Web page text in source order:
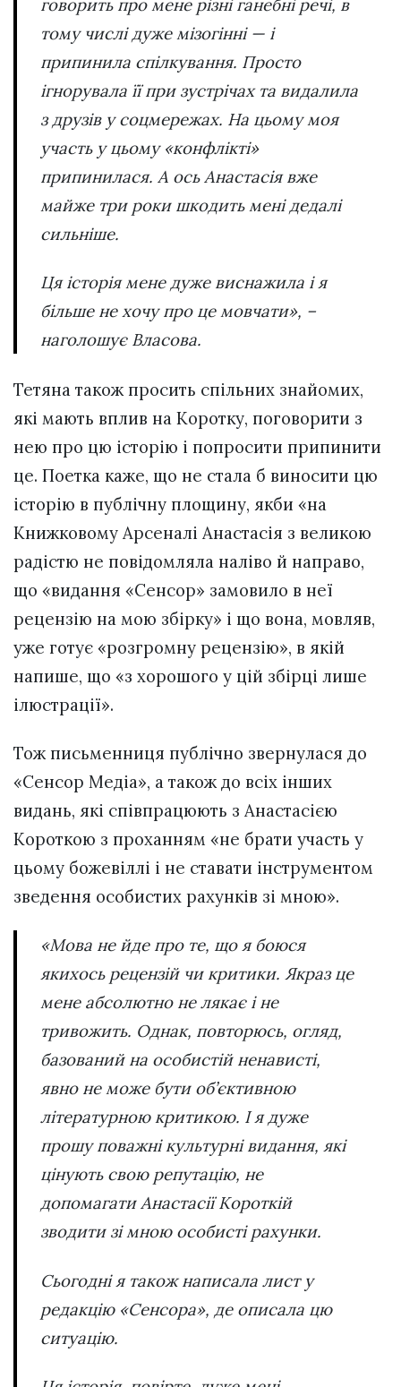
говорить про мене різні ганебні речі, в
тому числі дуже мізогінні — і
припинила спілкування. Просто
ігнорувала її при зустрічах та видалила
з друзів у соцмережах. На цьому моя
участь у цьому «конфлікті»
припинилася. А ось Анастасія вже
майже три роки шкодить мені дедалі
сильніше.
Ця історія мене дуже виснажила і я
більше не хочу про це мовчати», –
наголошує Власова.
Тетяна також просить спільних знайомих,
які мають вплив на Коротку, поговорити з
нею про цю історію і попросити припинити
це. Поетка каже, що не стала б виносити цю
історію в публічну площину, якби «на
Книжковому Арсеналі Анастасія з великою
радістю не повідомляла наліво й направо,
що «видання «Сенсор» замовило в неї
рецензію на мою збірку» і що вона, мовляв,
уже готує «розгромну рецензію», в якій
напише, що «з хорошого у цій збірці лише
ілюстрації».
Тож письменниця публічно звернулася до
«Сенсор Медіа», а також до всіх інших
видань, які співпрацюють з Анастасією
Короткою з проханням «не брати участь у
цьому божевіллі і не ставати інструментом
зведення особистих рахунків зі мною».
«Мова не йде про те, що я боюся
якихось рецензій чи критики. Якраз це
мене абсолютно не лякає і не
тривожить. Однак, повторюсь, огляд,
базований на особистій ненависті,
явно не може бути об’єктивною
літературною критикою. І я дуже
прошу поважні культурні видання, які
цінують свою репутацію, не
допомагати Анастасії Короткій
зводити зі мною особисті рахунки.
Сьогодні я також написала лист у
редакцію «Сенсора», де описала цю
ситуацію.